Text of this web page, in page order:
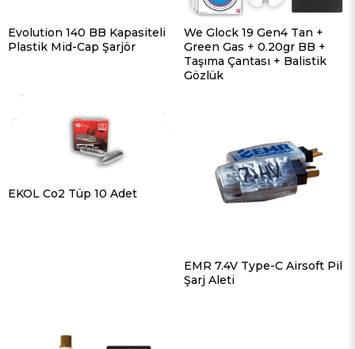
Evolution 140 BB Kapasiteli
Plastik Mid-Cap Şarjör
We Glock 19 Gen4 Tan +
Green Gas + 0.20gr BB +
Taşıma Çantası + Balistik
Gözlük
EKOL Co2 Tüp 10 Adet
EMR 7.4V Type-C Airsoft Pil
Şarj Aleti